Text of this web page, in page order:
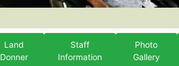
Land
Donner
Staff
Information
Photo
Gallery